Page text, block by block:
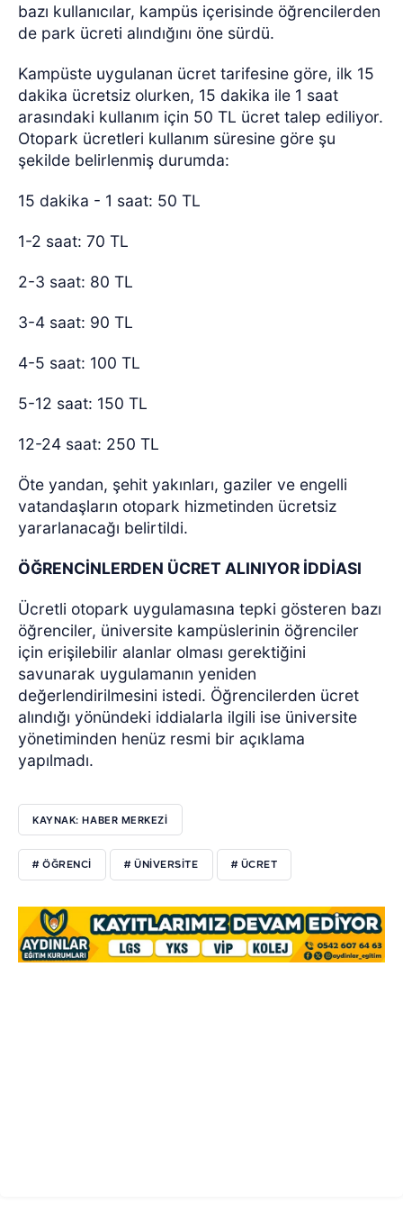
bazı kullanıcılar, kampüs içerisinde öğrencilerden
de park ücreti alındığını öne sürdü.
Kampüste uygulanan ücret tarifesine göre, ilk 15
dakika ücretsiz olurken, 15 dakika ile 1 saat
arasındaki kullanım için 50 TL ücret talep ediliyor.
Otopark ücretleri kullanım süresine göre şu
şekilde belirlenmiş durumda:
15 dakika - 1 saat: 50 TL
1-2 saat: 70 TL
2-3 saat: 80 TL
3-4 saat: 90 TL
4-5 saat: 100 TL
5-12 saat: 150 TL
12-24 saat: 250 TL
Öte yandan, şehit yakınları, gaziler ve engelli
vatandaşların otopark hizmetinden ücretsiz
yararlanacağı belirtildi.
ÖĞRENCİNLERDEN ÜCRET ALINIYOR İDDİASI
Ücretli otopark uygulamasına tepki gösteren bazı
öğrenciler, üniversite kampüslerinin öğrenciler
için erişilebilir alanlar olması gerektiğini
savunarak uygulamanın yeniden
değerlendirilmesini istedi. Öğrencilerden ücret
alındığı yönündeki iddialarla ilgili ise üniversite
yönetiminden henüz resmi bir açıklama
yapılmadı.
KAYNAK: HABER MERKEZİ
# ÖĞRENCI # ÜNIVERSITE # ÜCRET